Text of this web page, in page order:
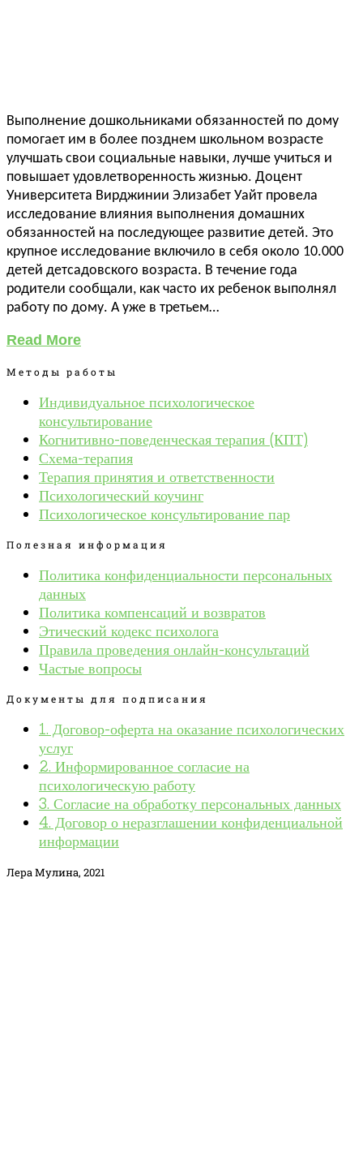
Выполнение дошкольниками обязанностей по дому
помогает им в более позднем школьном возрасте
улучшать свои социальные навыки, лучше учиться и
повышает удовлетворенность жизнью. Доцент
Университета Вирджинии Элизабет Уайт провела
исследование влияния выполнения домашних
обязанностей на последующее развитие детей. Это
крупное исследование включило в себя около 10.000
детей детсадовского возраста. В течение года
родители сообщали, как часто их ребенок выполнял
работу по дому. А уже в третьем…
Read More
Методы работы
Индивидуальное психологическое
консультирование
Когнитивно-поведенческая терапия (КПТ)
Схема-терапия
Терапия принятия и ответственности
Психологический коучинг
Психологическое консультирование пар
Полезная информация
Политика конфиденциальности персональных
данных
Политика компенсаций и возвратов
Этический кодекс психолога
Правила проведения онлайн-консультаций
Частые вопросы
Документы для подписания
1. Договор-оферта на оказание психологических
услуг
2. Информированное согласие на
психологическую работу
3. Согласие на обработку персональных данных
4. Договор о неразглашении конфиденциальной
информации
Лера Мулина, 2021